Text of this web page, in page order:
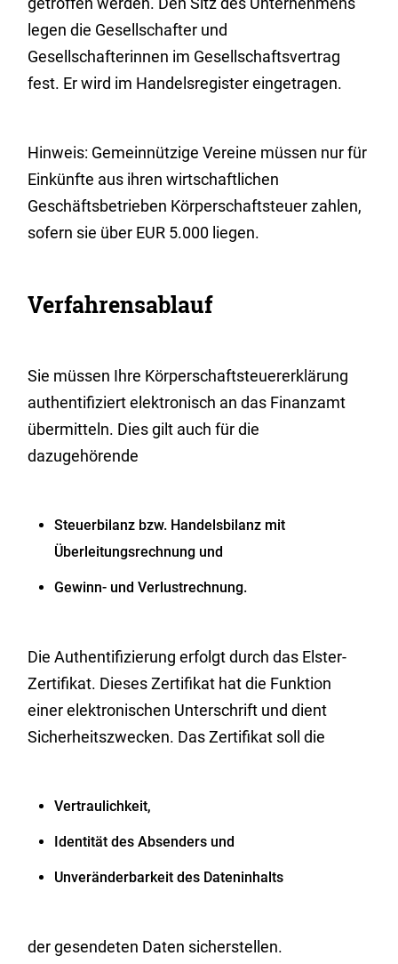
legen die Gesellschafter und
Gesellschafterinnen im Gesellschaftsvertrag
fest. Er wird im Handelsregister eingetragen.
Hinweis: Gemeinnützige Vereine müssen nur für
Einkünfte aus ihren wirtschaftlichen
Geschäftsbetrieben Körperschaftsteuer zahlen,
sofern sie über EUR 5.000 liegen.
Verfahrensablauf
Sie müssen Ihre Körperschaftsteuererklärung
authentifiziert elektronisch an das Finanzamt
übermitteln. Dies gilt auch für die
dazugehörende
Steuerbilanz bzw. Handelsbilanz mit
Überleitungsrechnung und
Gewinn- und Verlustrechnung.
Die Authentifizierung erfolgt durch das Elster-
Zertifikat. Dieses Zertifikat hat die Funktion
einer elektronischen Unterschrift und dient
Sicherheitszwecken. Das Zertifikat soll die
Vertraulichkeit,
Identität des Absenders und
Unveränderbarkeit des Dateninhalts
der gesendeten Daten sicherstellen.